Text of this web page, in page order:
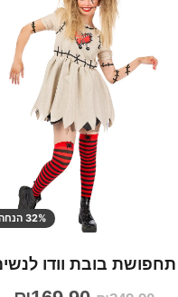
32% הנחה
תחפושת בובת וודו